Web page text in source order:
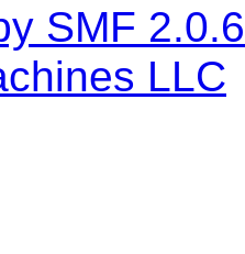
SMF 2.0.6
LLC